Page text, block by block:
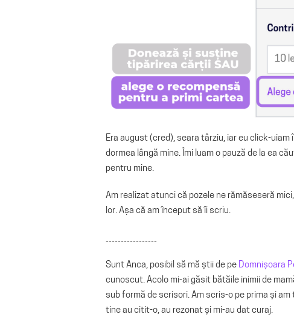
Era august (cred), seara târziu, iar eu click-
dormea lângă mine. Îmi luam o pauză de la ea
pentru mine.
Am realizat atunci că pozele ne rămăseseră
lor. Așa că am început să îi scriu.
Sunt Anca, posibil să mă știi de pe Domnișoara
cunoscut. Acolo mi-ai găsit bătăile inimii de
sub formă de scrisori. Am scris-o pe prima și
tine au citit-o, au rezonat și mi-au dat curaj.